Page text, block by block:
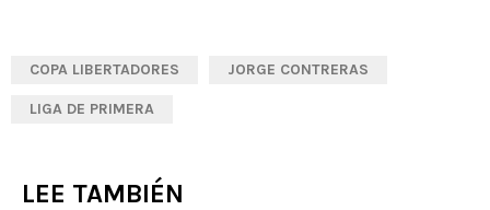
COPA LIBERTADORES JORGE CONTRERAS
LIGA DE PRIMERA
LEE TAMBIÉN